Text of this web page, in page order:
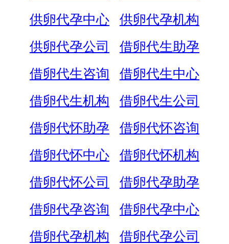
供卵代孕中心
供卵代孕机构
供卵代孕公司
借卵代生助孕
借卵代生咨询
借卵代生中心
借卵代生机构
借卵代生公司
借卵代怀助孕
借卵代怀咨询
借卵代怀中心
借卵代怀机构
借卵代怀公司
借卵代孕助孕
借卵代孕咨询
借卵代孕中心
借卵代孕机构
借卵代孕公司